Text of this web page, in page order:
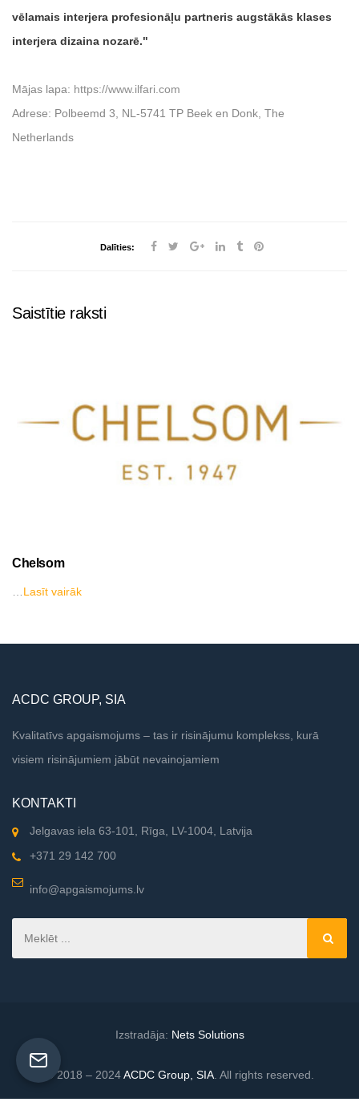
vēlamais interjera profesionāļu partneris augstākās klases
interjera dizaina nozarē.
Mājas lapa: https://www.ilfari.com
Adrese: Polbeemd 3, NL-5741 TP Beek en Donk, The
Netherlands
Dalīties:
Saistītie raksti
Chelsom
Lasīt vairāk
ACDC GROUP, SIA
Kvalitatīvs apgaismojums – tas ir risinājumu komplekss, kurā
visiem risinājumiem jābūt nevainojamiem
KONTAKTI
Jelgavas iela 63-101, Rīga, LV-1004, Latvija
+371 29 142 700
info@apgaismojums.lv
Izstradāja: Nets Solutions
© 2018 – 2024ACDC Group, SIA. All rights reserved.